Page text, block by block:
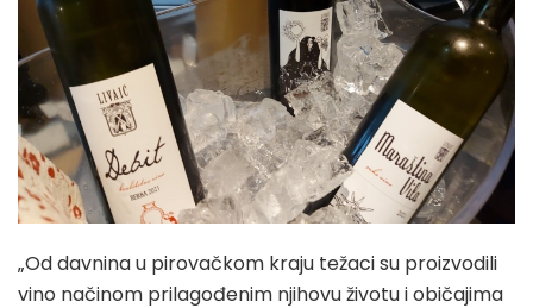
„Od davnina u pirovačkom kraju težaci su proizvodili
vino načinom prilagođenim njihovu životu i običajima